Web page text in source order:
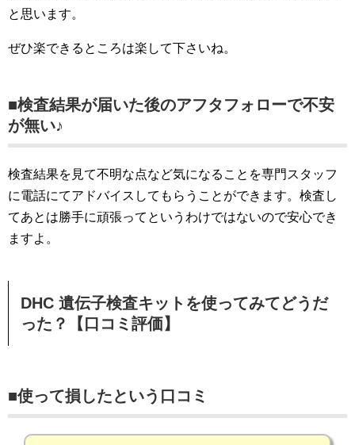
と思います。
ぜひ楽できるところは楽して下さいね。
■検査結果が届いた後のアフタフォローで不安
が無い♪
検査結果を見て不明な点など気になることを専門スタッフ
に電話にてアドバイスしてもらうことができます。検査し
てあとは勝手に頑張ってというわけではないので安心でき
ますよ。
DHC 遺伝子検査キットを使ってみてどうだ
った？【口コミ評価】
■使って損したという口コミ